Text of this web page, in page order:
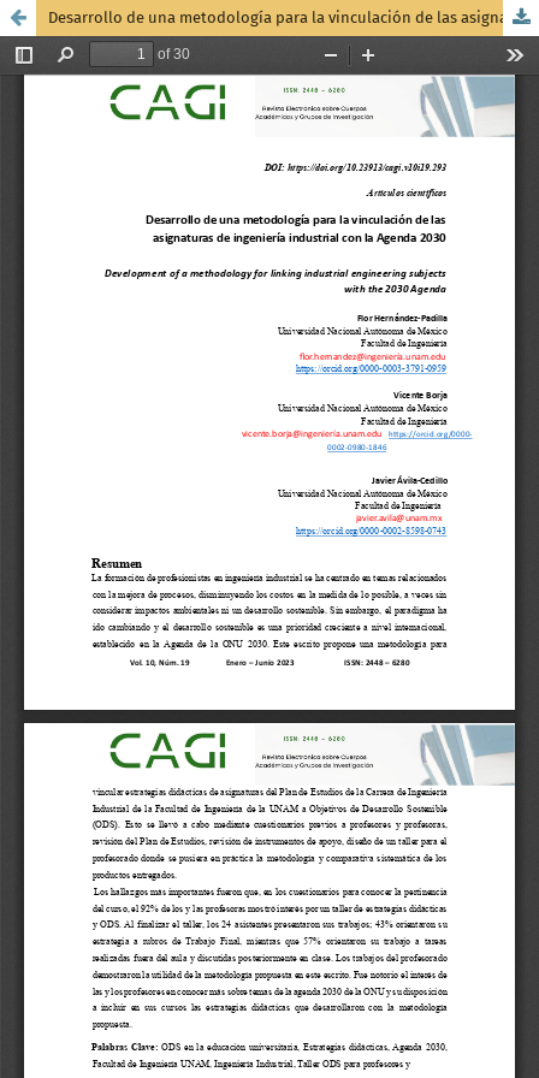
Desarrollo de una metodología para la vinculación de las asignaturas de ingeniería industrial con la Agenda 2030